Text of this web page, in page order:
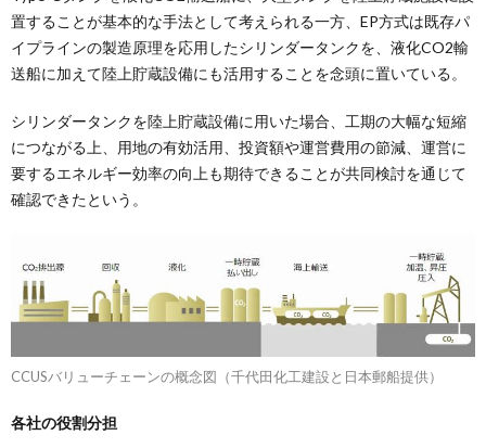
置することが基本的な手法として考えられる一方、EP方式は既存パ
イプラインの製造原理を応用したシリンダータンクを、液化CO2輸
送船に加えて陸上貯蔵設備にも活用することを念頭に置いている。
シリンダータンクを陸上貯蔵設備に用いた場合、工期の大幅な短縮
につながる上、用地の有効活用、投資額や運営費用の節減、運営に
要するエネルギー効率の向上も期待できることが共同検討を通じて
確認できたという。
CCUSバリューチェーンの概念図（千代田化工建設と日本郵船提供）
各社の役割分担